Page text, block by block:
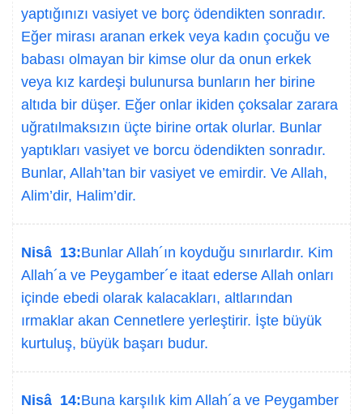
yaptığınızı vasiyet ve borç ödendikten sonradır.
Eğer mirası aranan erkek veya kadın çocuğu ve
babası olmayan bir kimse olur da onun erkek
veya kız kardeşi bulunursa bunların her birine
altıda bir düşer. Eğer onlar ikiden çoksalar zarara
uğratılmaksızın üçte birine ortak olurlar. Bunlar
yaptıkları vasiyet ve borcu ödendikten sonradır.
Bunlar, Allah’tan bir vasiyet ve emirdir. Ve Allah,
Alim’dir, Halim’dir.
Nisâ 13:Bunlar Allah´ın koyduğu sınırlardır. Kim
Allah´a ve Peygamber´e itaat ederse Allah onları
içinde ebedi olarak kalacakları, altlarından
ırmaklar akan Cennetlere yerleştirir. İşte büyük
kurtuluş, büyük başarı budur.
Nisâ 14:Buna karşılık kim Allah´a ve Peygamber